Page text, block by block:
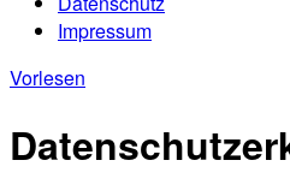
Impressum
Vorlesen